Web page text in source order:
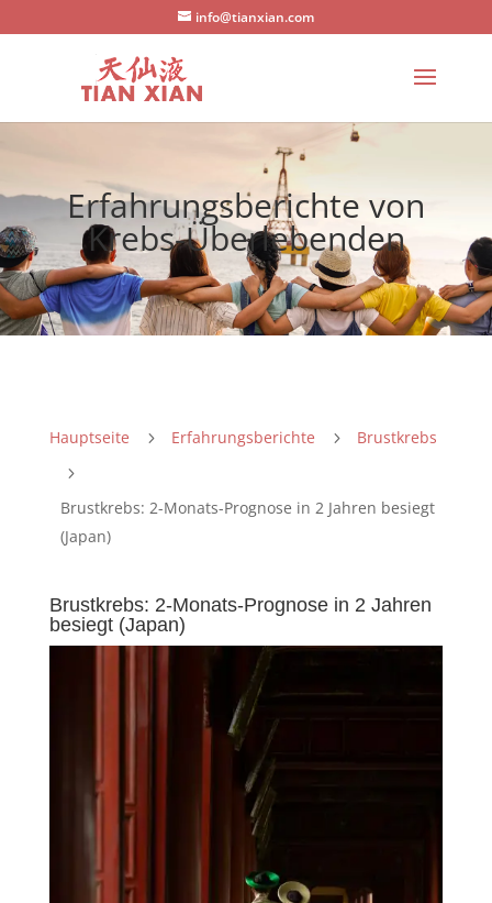
info@tianxian.com
Erfahrungsberichte von
Krebs-Überlebenden
Hauptseite 5 Erfahrungsberichte 5 Brustkrebs
5
Brustkrebs: 2-Monats-Prognose in 2 Jahren besiegt
(Japan)
Brustkrebs: 2-Monats-Prognose in 2 Jahren
besiegt (Japan)